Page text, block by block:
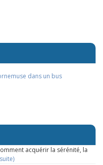
acquérir la sérénité, la